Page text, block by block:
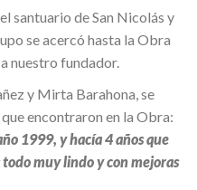
santuario de San Nicolás y
se acercó hasta la Obra
nuestro fundador.
y Mirta Barahona, se
encontraron en la Obra:
1999, y hacía 4 años que
muy lindo y con mejoras